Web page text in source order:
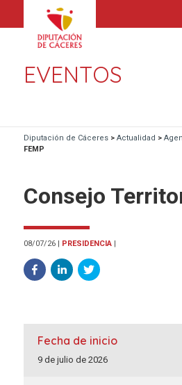
EVENTOS
Diputación de Cáceres> Actualidad >
FEMP
Consejo
08/07/26 | PRESIDENCIA |
Fecha de inicio
9 de julio de 2026